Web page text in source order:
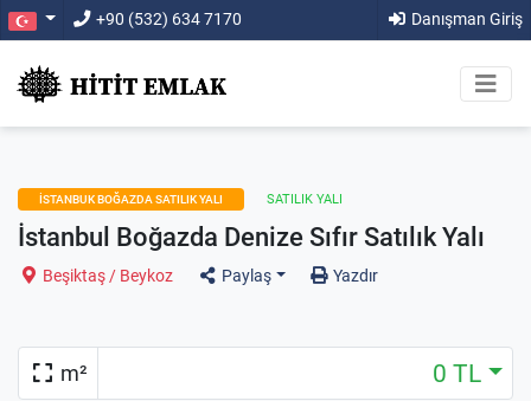
+90 (532) 634 7170 Danışman Giriş
İSTANBUK BOĞAZDA SATILIK YALI SATILIK YALI
İstanbul Boğazda Denize Sıfır Satılık Yalı
Beşiktaş / Beykoz Paylaş Yazdır
m² 0 TL